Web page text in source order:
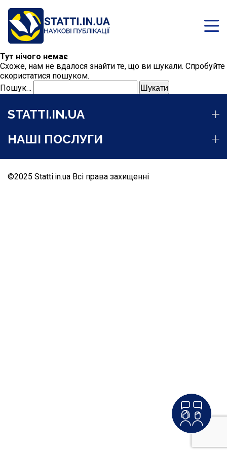
Тут нічого немає
Схоже, нам не вдалося знайти те, що ви шукали. Спробуйте
скористатися пошуком.
Пошук…
STATTI.IN.UA
НАШІ ПОСЛУГИ
©2025 Statti.in.ua Всі права захищенні